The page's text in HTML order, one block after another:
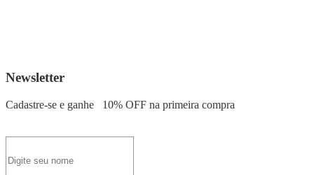
Newsletter
Cadastre-se e ganhe 10% OFF na primeira compra